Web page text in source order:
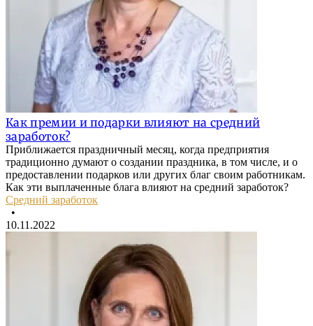
Как премии и подарки влияют на средний
заработок?
Приближается праздничный месяц, когда предприятия
традиционно думают о создании праздника, в том числе, и о
предоставлении подарков или других благ своим работникам.
Как эти выплаченные блага влияют на средний заработок?
Средний заработок
•
10.11.2022